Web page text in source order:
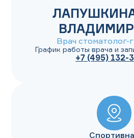
Врач стоматолог-
График работы врача и
+7 (495) 132-